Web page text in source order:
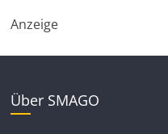
Anzeige
Über SMAGO